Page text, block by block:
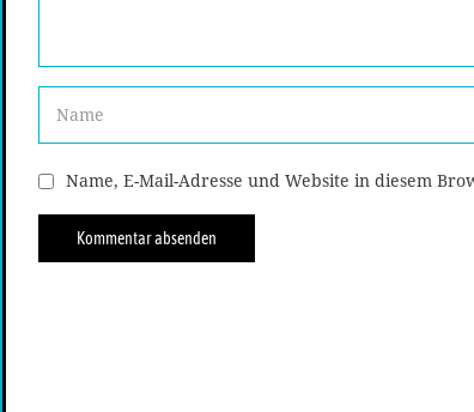
Name, E-Mail-Adresse und Website in diesem